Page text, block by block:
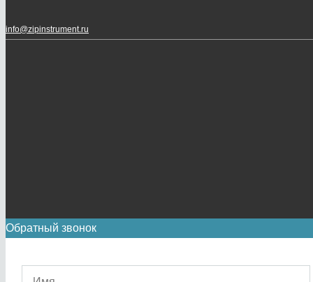
info@zipinstrument.ru
Обратный звонок